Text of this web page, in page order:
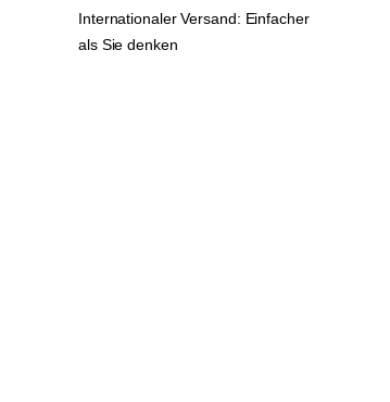
Internationaler Versand: Einfacher
als Sie denken